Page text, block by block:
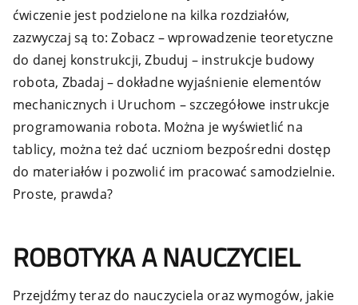
ćwiczenie jest podzielone na kilka rozdziałów,
zazwyczaj są to: Zobacz – wprowadzenie teoretyczne
do danej konstrukcji, Zbuduj – instrukcje budowy
robota, Zbadaj – dokładne wyjaśnienie elementów
mechanicznych i Uruchom – szczegółowe instrukcje
programowania robota. Można je wyświetlić na
tablicy, można też dać uczniom bezpośredni dostęp
do materiałów i pozwolić im pracować samodzielnie.
Proste, prawda?
ROBOTYKA A NAUCZYCIEL
Przejdźmy teraz do nauczyciela oraz wymogów, jakie